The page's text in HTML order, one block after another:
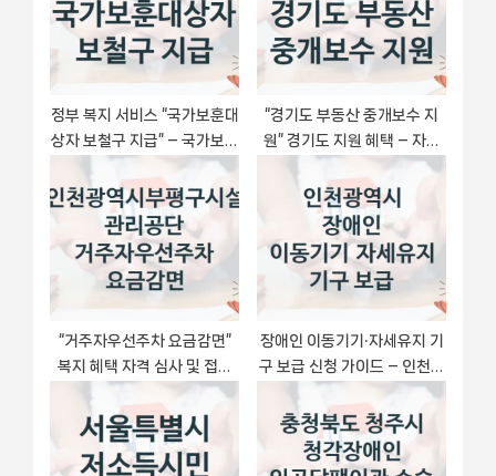
s
t
:
정부 복지 서비스 “국가보훈대
상자 보철구 지급” – 국가보훈
부 자격 요건과 신청 방법
“경기도 부동산 중개보수 지
원” 경기도 지원 혜택 – 자격
조건과 구비 서류
“거주자우선주차 요금감면”
복지 혜택 자격 심사 및 접수
일정 – 인천광역시부평구시
설관리공단 지원 정책
장애인 이동기기‧자세유지 기
구 보급 신청 가이드 – 인천광
역시 복지 지원 방법 및 필수
요건 안내